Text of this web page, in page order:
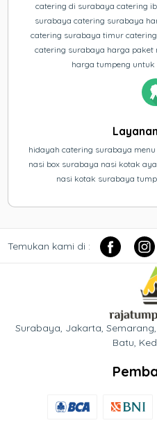
catering di surabaya catering
surabaya catering surabaya
catering surabaya timur
catering surabaya harga
harga tumpeng
hidayah catering surabaya
nasi box surabaya nasi kotak
nasi kotak surabaya
Temukan kami di :
Surabaya, Jakarta,
Batu,